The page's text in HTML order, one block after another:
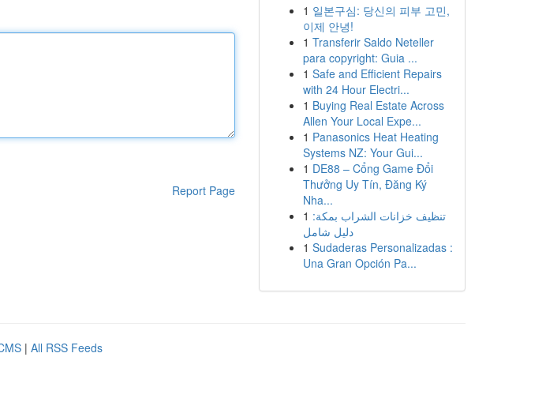
Report Page
1 일본구심: 당신의 피부 고민,
이제 안녕!
1 Transferir Saldo Neteller
para copyright: Guia ...
1 Safe and Efficient Repairs
with 24 Hour Electri...
1 Buying Real Estate Across
Allen Your Local Expe...
1 Panasonics Heat Heating
Systems NZ: Your Gui...
1 DE88 – Cổng Game Đổi
Thưởng Uy Tín, Đăng Ký
Nha...
1 تنظيف خزانات الشراب بمكة:
دليل شامل
1 Sudaderas Personalizadas :
Una Gran Opción Pa...
| All RSS Feeds